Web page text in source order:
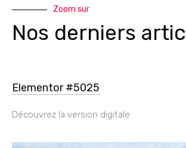
Zoom sur
Nos derniers
Elementor #5025
Découvrez la version digitale